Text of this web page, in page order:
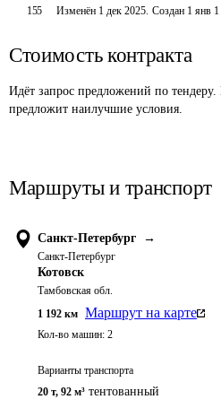
155 Изменён 1 дек 2025. Создан 1 янв 1
Стоимость контракта
Идёт запрос предложений по тендеру.
предложит наилучшие условия.
Маршруты и транспорт
Санкт-Петербург →
Санкт-Петербург
Котовск
Тамбовская обл.
1 192 км Маршрут на карте
Кол-во машин: 2
Варианты транспорта
20 т, 92 м³ тентованный